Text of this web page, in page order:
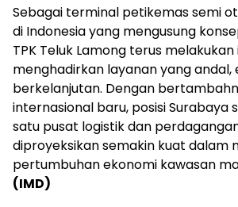
Sebagai terminal petikemas semi
di Indonesia yang mengusung
TPK Teluk Lamong terus
menghadirkan layanan yang andal,
berkelanjutan. Dengan
internasional baru, posisi Surabaya
satu pusat logistik dan
diproyeksikan semakin kuat dalam
pertumbuhan ekonomi kawasan
(IMD)